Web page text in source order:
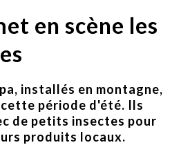
en scène les
installés en montagne,
période d'été. Ils
de petits insectes pour
produits locaux.